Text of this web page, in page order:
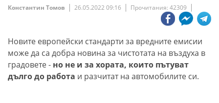
Константин Томов 26.05.2022 09:16 Прочитания: 42309
Новите европейски стандарти за вредните емисии
може да са добра новина за чистотата на въздуха в
градовете - но не и за хората, които пътуват
дълго до работа и разчитат на автомобилите си.